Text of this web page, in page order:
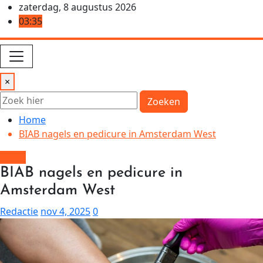
Ga
naar
de
inhoud
zaterdag, 8 augustus 2026
03:35
×
Zoeken
Home
BIAB nagels en pedicure in Amsterdam West
BIAB nagels en pedicure in
Amsterdam West
Redactie nov 4, 20250